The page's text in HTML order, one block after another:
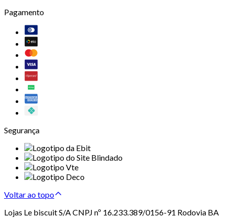
Pagamento
Segurança
Voltar ao topo
Lojas Le biscuit S/A CNPJ nº 16.233.389/0156-91 Rodovia BA